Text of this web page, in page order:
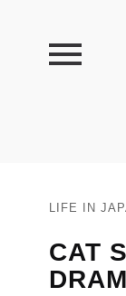
LIFE IN
CAT